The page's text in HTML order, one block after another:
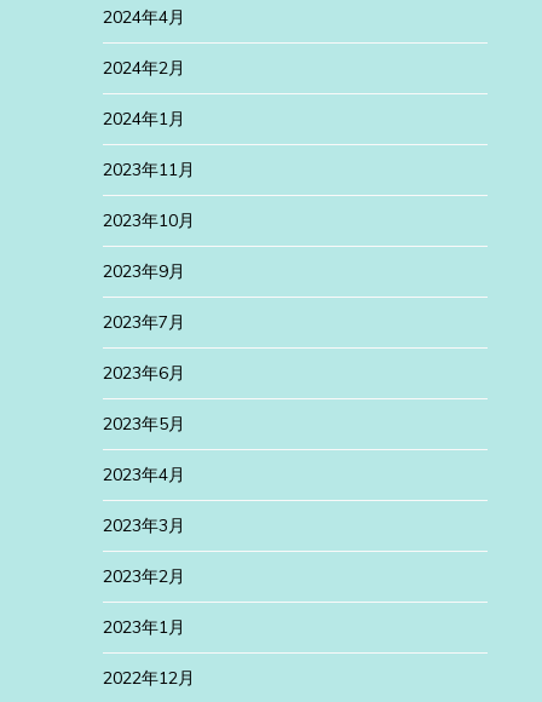
2024年4月
2024年2月
2024年1月
2023年11月
2023年10月
2023年9月
2023年7月
2023年6月
2023年5月
2023年4月
2023年3月
2023年2月
2023年1月
2022年12月